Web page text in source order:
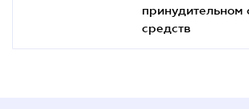
принудительном
средств